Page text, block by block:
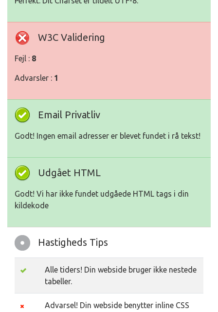
W3C Validering
Fejl : 8
Advarsler : 1
Email Privatliv
Godt! Ingen email adresser er blevet fundet i rå tekst!
Udgået HTML
Godt! Vi har ikke fundet udgåede HTML tags i din
kildekode
Hastigheds Tips
Alle tiders! Din webside bruger ikke nestede
tabeller.
Advarsel! Din webside benytter inline CSS